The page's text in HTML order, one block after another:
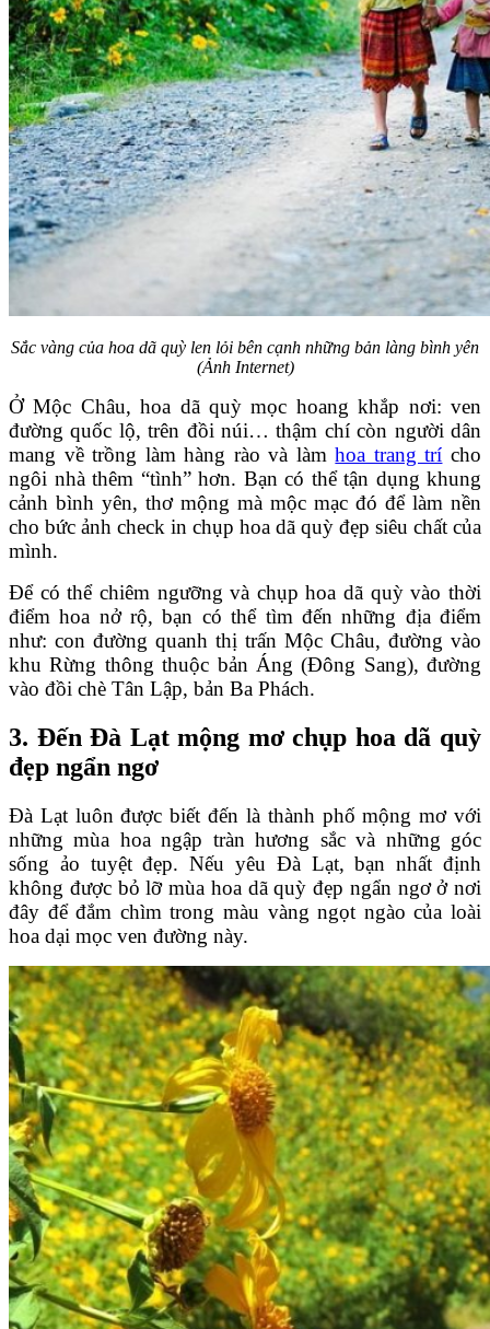
Sắc vàng của hoa dã quỳ len lỏi bên cạnh những bản làng bình yên
(Ảnh Internet)
Ở Mộc Châu, hoa dã quỳ mọc hoang khắp nơi: ven
đường quốc lộ, trên đồi núi… thậm chí còn người dân
mang về trồng làm hàng rào và làmhoa trang trí cho
ngôi nhà thêm “tình” hơn. Bạn có thể tận dụng khung
cảnh bình yên, thơ mộng mà mộc mạc đó để làm nền
cho bức ảnh check in chụp hoa dã quỳ đẹp siêu chất của
mình.
Để có thể chiêm ngưỡng và chụp hoa dã quỳ vào thời
điểm hoa nở rộ, bạn có thể tìm đến những địa điểm
như: con đường quanh thị trấn Mộc Châu, đường vào
khu Rừng thông thuộc bản Áng (Đông Sang), đường
vào đồi chè Tân Lập, bản Ba Phách.
3. Đến Đà Lạt mộng mơ chụp hoa dã quỳ
đẹp ngẩn ngơ
Đà Lạt luôn được biết đến là thành phố mộng mơ với
những mùa hoa ngập tràn hương sắc và những góc
sống ảo tuyệt đẹp. Nếu yêu Đà Lạt, bạn nhất định
không được bỏ lỡ mùa hoa dã quỳ đẹp ngẩn ngơ ở nơi
đây để đắm chìm trong màu vàng ngọt ngào của loài
hoa dại mọc ven đường này.